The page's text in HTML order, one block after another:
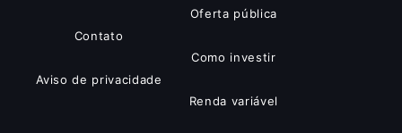
Contato
Aviso de privacidade
Oferta pública
Como investir
Renda variável